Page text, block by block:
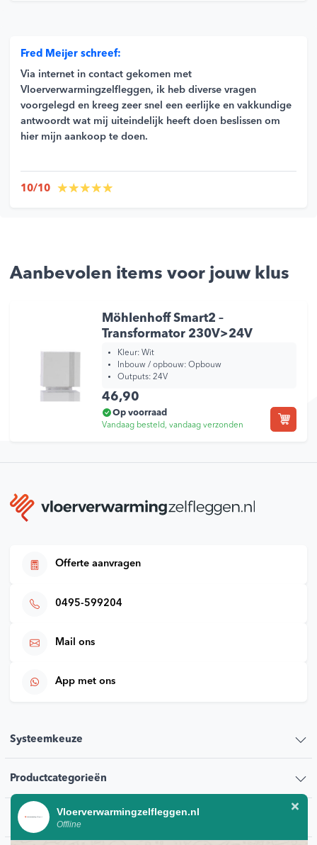
Fred Meijer schreef:
Via internet in contact gekomen met
Vloerverwarmingzelfleggen, ik heb diverse vragen
voorgelegd en kreeg zeer snel een eerlijke en vakkundige
antwoordt wat mij uiteindelijk heeft doen beslissen om
hier mijn aankoop te doen.
10/10
Aanbevolen items voor jouw klus
Möhlenhoff Smart2 –
Transformator 230V>24V
Kleur: Wit
Inbouw / opbouw: Opbouw
Outputs: 24V
46,90
Op voorraad
Vandaag besteld, vandaag verzonden
Offerte aanvragen
0495-599204
Mail ons
App met ons
Systeemkeuze
Productcategorieën
Klantenservice
Vloerverwarmingzelfleggen.nl
Offline